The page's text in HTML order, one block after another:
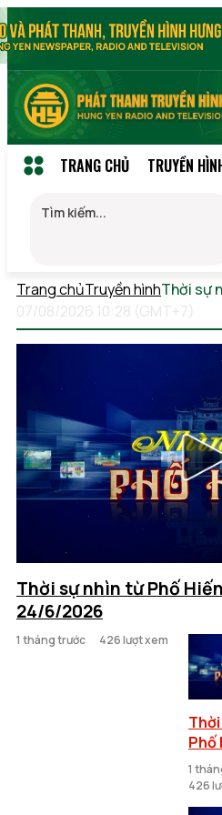
TRANG CHỦ TRUYỀN
Trang chủTruyền hìnhThời sự
07/08/2026 10:28 (GMT+7)
Thời sự nhìn từ Phố
24/6/2026
1 tháng trước 426 lượt xem
Phố
Tư
24/
1
426